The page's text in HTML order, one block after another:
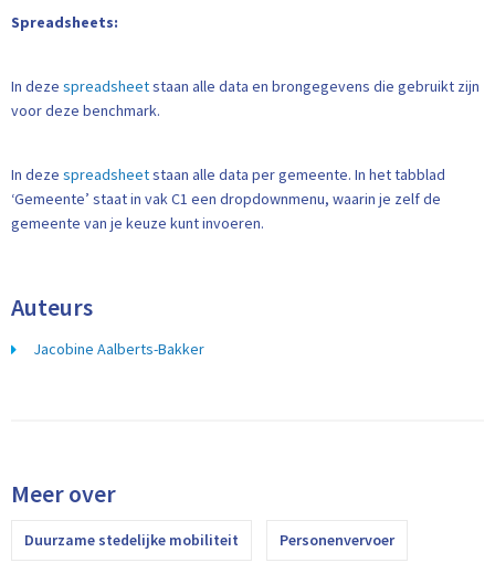
Spreadsheets:
In deze spreadsheetstaan alle data en brongegevens die gebruikt zijn
voor deze benchmark.
In deze spreadsheetstaan alle data per gemeente. In het tabblad
‘Gemeente’ staat in vak C1 een dropdownmenu, waarin je zelf de
gemeente van je keuze kunt invoeren.
Auteurs
Jacobine Aalberts-Bakker
Meer over
Duurzame stedelijke mobiliteit Personenvervoer